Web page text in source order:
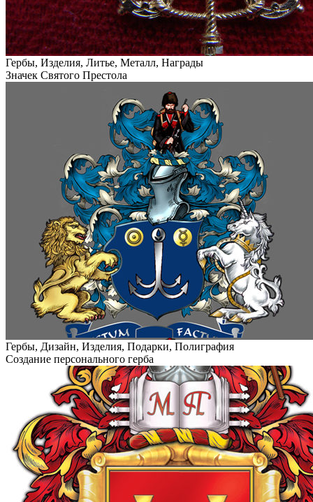
Гербы, Изделия, Литье, Металл, Награды
Значек Святого Престола
Гербы, Дизайн, Изделия, Подарки, Полиграфия
Создание персонального герба